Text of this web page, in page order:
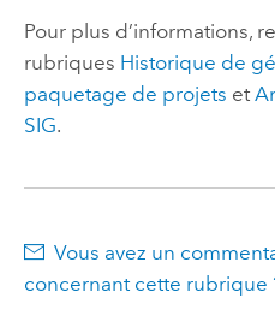
Pour plus d’informations,
rubriques Historique de
paquetage de projets et
SIG.
Vous avez un
concernant cette rubrique